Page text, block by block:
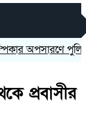
অপসারণে পুলিশের
প্রবাসীর